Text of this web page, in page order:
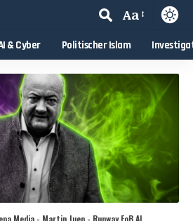
Aa
& Cyber Politischer Islam
Media - Martin Juen - Runway FoB AI